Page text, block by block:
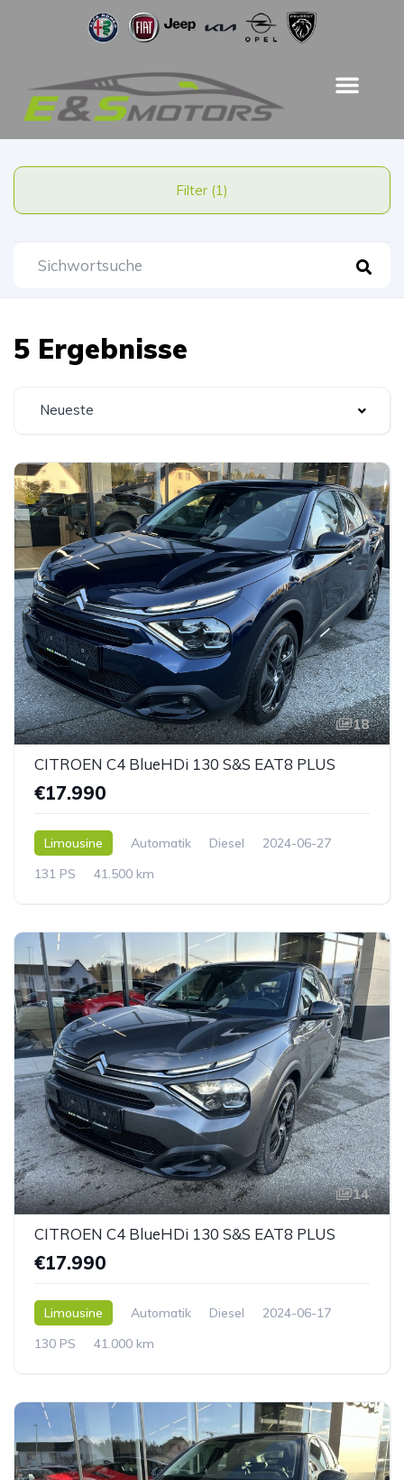
Filter (1)
5 Ergebnisse
Neueste
18
CITROEN C4 BlueHDi 130 S&S EAT8 PLUS
€17.990
Limousine Automatik Diesel
2024-06-27
131 PS
41.500 km
14
CITROEN C4 BlueHDi 130 S&S EAT8 PLUS
€17.990
Limousine Automatik Diesel
2024-06-17
130 PS
41.000 km